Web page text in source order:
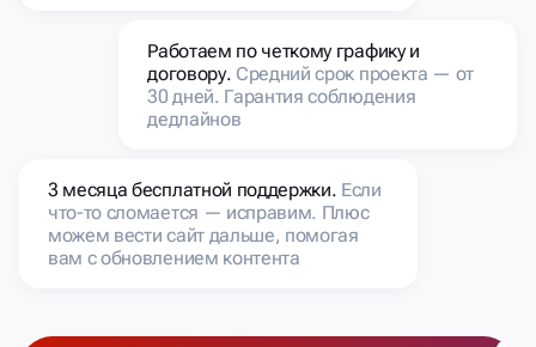
Работаем по четкому графику и
договору. Средний срок проекта — от
30 дней. Гарантия соблюдения
дедлайнов
3 месяца бесплатной поддержки. Если
что-то сломается — исправим. Плюс
можем вести сайт дальше, помогая
вам с обновлением контента